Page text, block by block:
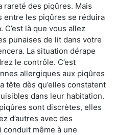
rareté des piqûres. Mais
entre les piqûres se réduira
là que vous allez
punaises de lit dans votre
La situation dérape
le contrôle. C’est
allergiques aux piqûres
tête dès qu’elles constatent
dans leur habitation.
sont discrètes, elles
d’autres avec des
même à une